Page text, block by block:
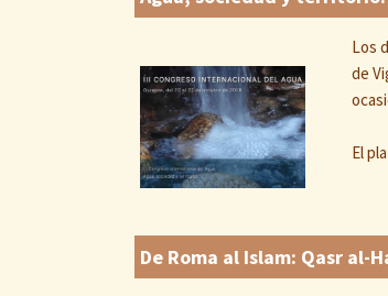
Los
de
El
De Roma al Islam: Qasr